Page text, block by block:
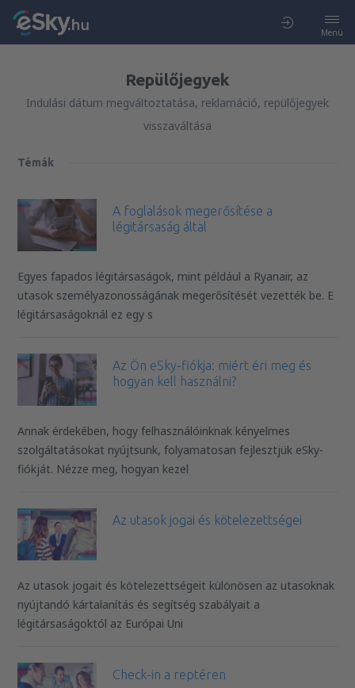
Menü
Repülőjegyek
Indulási dátum megváltoztatása, reklamáció, repülőjegyek
visszaváltása
Témák
A foglalások megerősítése a
légitársaság által
Egyes fapados légitársaságok, mint például a Ryanair, az
utasok személyazonosságának megerősítését vezették be. E
légitársaságoknál ez egy s
Az Ön eSky-fiókja: miért éri meg és
hogyan kell használni?
Annak érdekében, hogy felhasználóinknak kényelmes
szolgáltatásokat nyújtsunk, folyamatosan fejlesztjük eSky-
fiókját. Nézze meg, hogyan kezel
Az utasok jogai és kötelezettségei
Az utasok jogait és kötelezettségeit különösen az utasoknak
nyújtandó kártalanítás és segítség szabályait a
légitársaságoktól az Európai Uni
Check-in a reptéren